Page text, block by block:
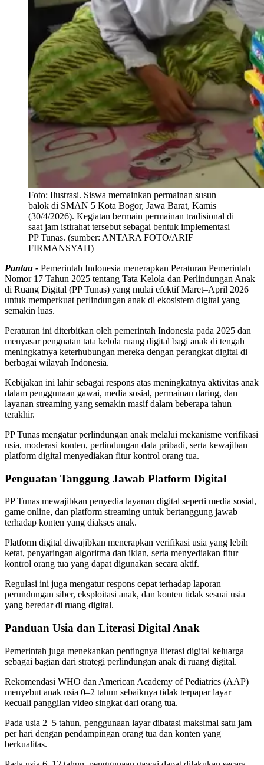
Foto: Ilustrasi. Siswa memainkan permainan susun
balok di SMAN 5 Kota Bogor, Jawa Barat, Kamis
(30/4/2026). Kegiatan bermain permainan tradisional di
saat jam istirahat tersebut sebagai bentuk implementasi
PP Tunas. (sumber: ANTARA FOTO/ARIF
FIRMANSYAH)
Pantau - Pemerintah Indonesia menerapkan Peraturan Pemerintah
Nomor 17 Tahun 2025 tentang Tata Kelola dan Perlindungan Anak
di Ruang Digital (PP Tunas) yang mulai efektif Maret–April 2026
untuk memperkuat perlindungan anak di ekosistem digital yang
semakin luas.
Peraturan ini diterbitkan oleh pemerintah Indonesia pada 2025 dan
menyasar penguatan tata kelola ruang digital bagi anak di tengah
meningkatnya keterhubungan mereka dengan perangkat digital di
berbagai wilayah Indonesia.
Kebijakan ini lahir sebagai respons atas meningkatnya aktivitas anak
dalam penggunaan gawai, media sosial, permainan daring, dan
layanan streaming yang semakin masif dalam beberapa tahun
terakhir.
PP Tunas mengatur perlindungan anak melalui mekanisme verifikasi
usia, moderasi konten, perlindungan data pribadi, serta kewajiban
platform digital menyediakan fitur kontrol orang tua.
Penguatan Tanggung Jawab Platform Digital
PP Tunas mewajibkan penyedia layanan digital seperti media sosial,
game online, dan platform streaming untuk bertanggung jawab
terhadap konten yang diakses anak.
Platform digital diwajibkan menerapkan verifikasi usia yang lebih
ketat, penyaringan algoritma dan iklan, serta menyediakan fitur
kontrol orang tua yang dapat digunakan secara aktif.
Regulasi ini juga mengatur respons cepat terhadap laporan
perundungan siber, eksploitasi anak, dan konten tidak sesuai usia
yang beredar di ruang digital.
Panduan Usia dan Literasi Digital Anak
Pemerintah juga menekankan pentingnya literasi digital keluarga
sebagai bagian dari strategi perlindungan anak di ruang digital.
Rekomendasi WHO dan American Academy of Pediatrics (AAP)
menyebut anak usia 0–2 tahun sebaiknya tidak terpapar layar
kecuali panggilan video singkat dari orang tua.
Pada usia 2–5 tahun, penggunaan layar dibatasi maksimal satu jam
per hari dengan pendampingan orang tua dan konten yang
berkualitas.